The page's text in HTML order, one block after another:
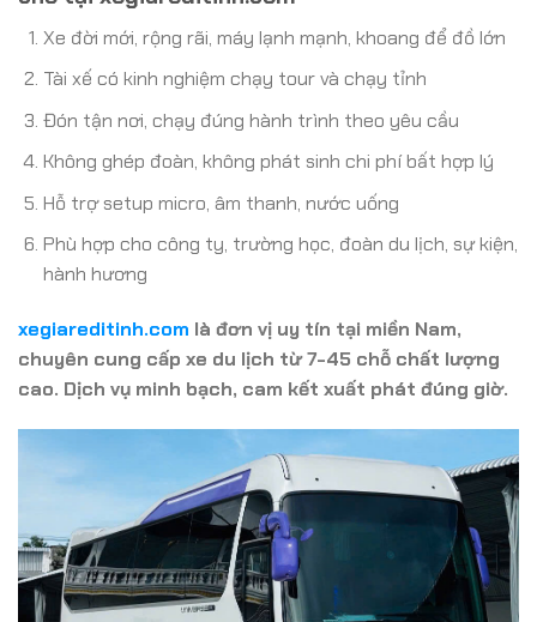
Xe đời mới, rộng rãi, máy lạnh mạnh, khoang để đồ lớn
Tài xế có kinh nghiệm chạy tour và chạy tỉnh
Đón tận nơi, chạy đúng hành trình theo yêu cầu
Không ghép đoàn, không phát sinh chi phí bất hợp lý
Hỗ trợ setup micro, âm thanh, nước uống
Phù hợp cho công ty, trường học, đoàn du lịch, sự kiện,
hành hương
xegiareditinh.com là đơn vị uy tín tại miền Nam,
chuyên cung cấp xe du lịch từ 7-45 chỗ chất lượng
cao. Dịch vụ minh bạch, cam kết xuất phát đúng giờ.